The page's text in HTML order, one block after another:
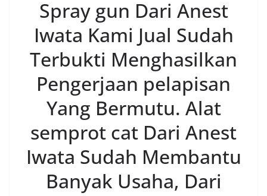
Spray gun Dari Anest
Iwata Kami Jual Sudah
Terbukti Menghasilkan
Pengerjaan pelapisan
Yang Bermutu. Alat
semprot cat Dari Anest
Iwata Sudah Membantu
Banyak Usaha, Dari